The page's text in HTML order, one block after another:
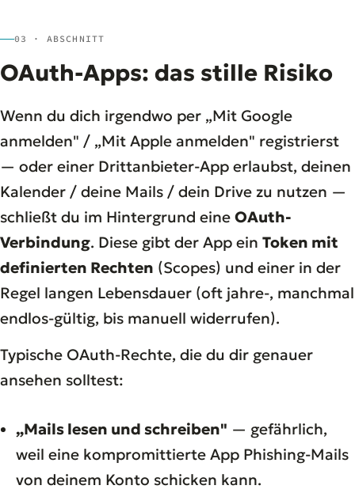
03 · ABSCHNITT
OAuth-Apps: das stille Risiko
Wenn du dich irgendwo per „Mit Google
anmelden" / „Mit Apple anmelden" registrierst
— oder einer Drittanbieter-App erlaubst, deinen
Kalender / deine Mails / dein Drive zu nutzen —
schließt du im Hintergrund eine OAuth-
Verbindung. Diese gibt der App ein Token mit
definierten Rechten (Scopes) und einer in der
Regel langen Lebensdauer (oft jahre-, manchmal
endlos-gültig, bis manuell widerrufen).
Typische OAuth-Rechte, die du dir genauer
ansehen solltest:
„Mails lesen und schreiben" — gefährlich,
weil eine kompromittierte App Phishing-Mails
von deinem Konto schicken kann.